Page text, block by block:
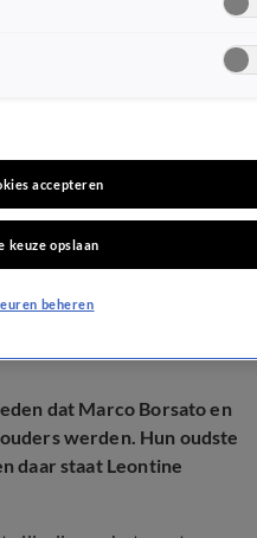
Marco
Ruiters:
dat Marco Borsato en
werden. Hun oudste
daar staat Leontine
accepteren
keuze opslaan
beheren